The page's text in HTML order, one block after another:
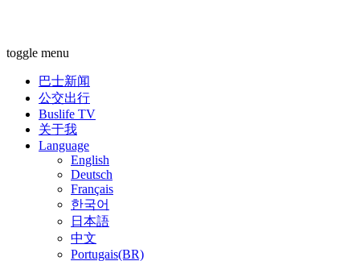
toggle menu
巴士新闻
公交出行
Buslife TV
关于我
Language
English
Deutsch
Français
한국어
日本語
中文
Portugais(BR)